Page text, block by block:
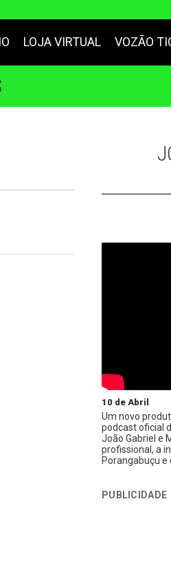
LOJA VIRTUAL VOZÃO
10 de Abril
Um novo
podcast oficial
João Gabriel e
profissional, a
Porangabuçu e
PUBLICIDADE